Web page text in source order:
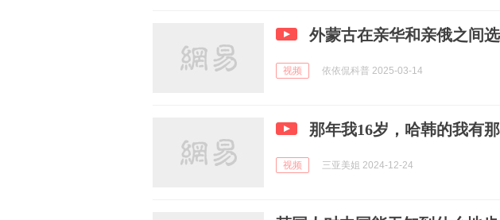
外蒙古在亲华和亲俄之间
视频 依依侃科普 2025-03-14
那年我16岁，哈韩的我有
视频 三亚美姐 2024-12-24